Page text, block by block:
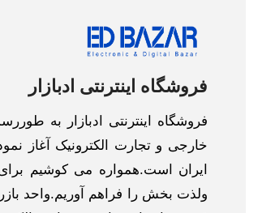
فروشگاه اینترنتی ادبازار
خارجی و تجارت الکترونیک آغاز
ایران است.همواره می کوشیم
ولذت بخش را فراهم آوریم.واحد